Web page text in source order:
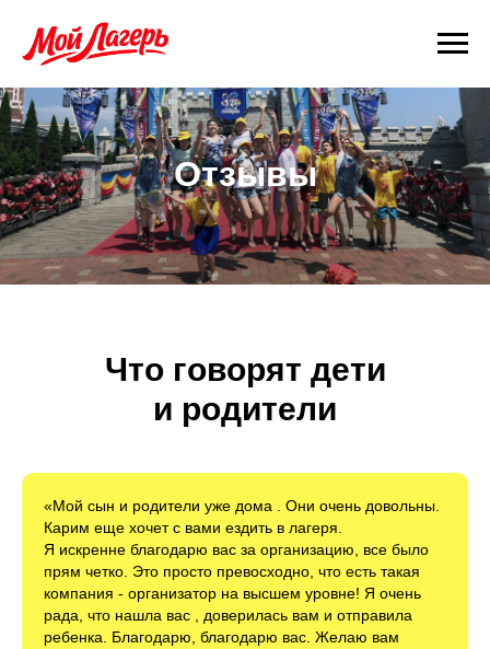
Отзывы
Что говорят дети
и родители
«Мой сын и родители уже дома . Они очень довольны.
Карим еще хочет с вами ездить в лагеря.
Я искренне благодарю вас за организацию, все было
прям четко. Это просто превосходно, что есть такая
компания - организатор на высшем уровне! Я очень
рада, что нашла вас , доверилась вам и отправила
ребенка. Благодарю, благодарю вас. Желаю вам